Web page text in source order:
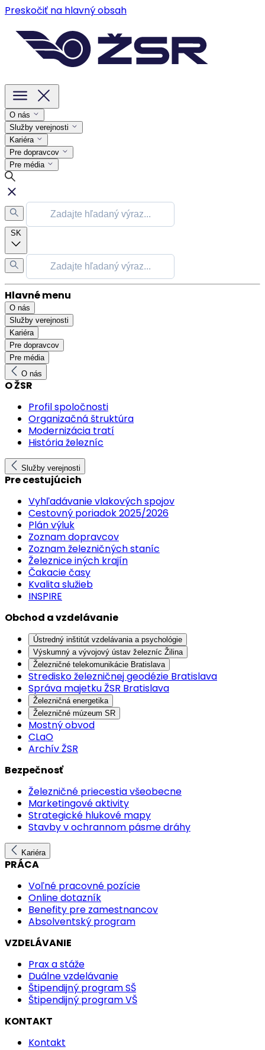
Preskočiť na hlavný obsah
O nás
Služby verejnosti
Kariéra
Pre dopravcov
Pre média
SK
Hlavné menu
O nás
Služby verejnosti
Kariéra
Pre dopravcov
Pre média
O nás
O ŽSR
Profil spoločnosti
Organizačná štruktúra
Modernizácia tratí
História železníc
Služby verejnosti
Pre cestujúcich
Vyhľadávanie vlakových spojov
Cestovný poriadok 2025/2026
Plán výluk
Zoznam dopravcov
Zoznam železničných staníc
Železnice iných krajín
Čakacie časy
Kvalita služieb
INSPIRE
Obchod a vzdelávanie
Ústredný inštitút vzdelávania a psychológie
Výskumný a vývojový ústav železníc Žilina
Železničné telekomunikácie Bratislava
Stredisko železničnej geodézie Bratislava
Správa majetku ŽSR Bratislava
Železničná energetika
Železničné múzeum SR
Mostný obvod
CLaO
Archív ŽSR
Bezpečnosť
Železničné priecestia všeobecne
Marketingové aktivity
Strategické hlukové mapy
Stavby v ochrannom pásme dráhy
Kariéra
PRÁCA
Voľné pracovné pozície
Online dotazník
Benefity pre zamestnancov
Absolventský program
VZDELÁVANIE
Prax a stáže
Duálne vzdelávanie
Štipendijný program SŠ
Štipendijný program VŠ
KONTAKT
Kontakt